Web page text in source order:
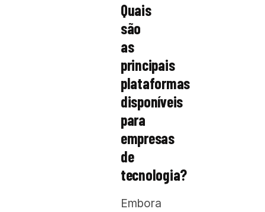
Quais
são
as
principais
plataformas
disponíveis
para
empresas
de
tecnologia?
Embora